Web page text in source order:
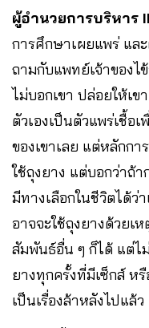
ผู้อำนวยการบริหาร
การศึกษาเผยแพร่ แล
ถามกับแพทย์เจ้าของไ
ไม่บอกเขา ปล่อยให้เ
ตัวเองเป็นตัวแพร่เชื้อเ
ของเขาเลย แต่หลักกา
ใช้ถุงยาง แต่บอกว่าถ้
มีทางเลือกในชีวิตได้ว่
อาจจะใช้ถุงยางด้วยเ
สัมพันธ์อื่น ๆ ก็ได้ แต่ไ
ยางทุกครั้งที่มีเซ็กส์ ห
เป็นเรื่องล้าหลังไปแล้ว